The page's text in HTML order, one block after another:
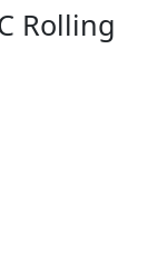
Rolling